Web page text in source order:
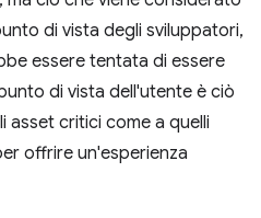
di vista degli sviluppatori,
essere tentata di essere
di vista dell'utente è ciò
asset critici come a quelli
offrire un'esperienza